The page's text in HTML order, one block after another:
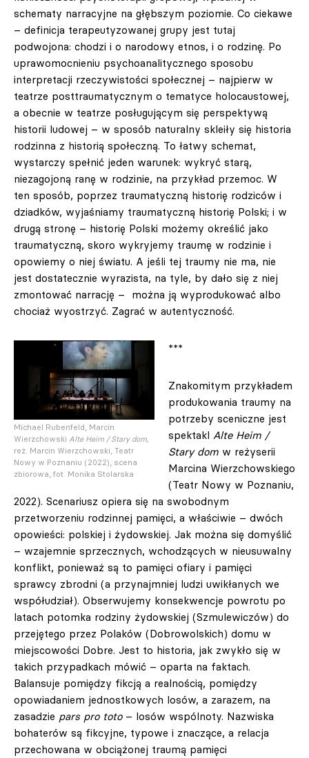
schematy narracyjne na głębszym poziomie. Co ciekawe
– definicja terapeutyzowanej grupy jest tutaj
podwojona: chodzi i o narodowy etnos, i o rodzinę. Po
uprawomocnieniu psychoanalitycznego sposobu
interpretacji rzeczywistości społecznej – najpierw w
teatrze posttraumatycznym o tematyce holocaustowej,
a obecnie w teatrze posługującym się perspektywą
historii ludowej – w sposób naturalny skleiły się historia
rodzinna z historią społeczną. To łatwy schemat,
wystarczy spełnić jeden warunek: wykryć starą,
niezagojoną ranę w rodzinie, na przykład przemoc. W
ten sposób, poprzez traumatyczną historię rodziców i
dziadków, wyjaśniamy traumatyczną historię Polski; i w
drugą stronę – historię Polski możemy określić jako
traumatyczną, skoro wykryjemy traumę w rodzinie i
opowiemy o niej światu. A jeśli tej traumy nie ma, nie
jest dostatecznie wyrazista, na tyle, by dało się z niej
zmontować narrację – można ją wyprodukować albo
chociaż wyostrzyć. Zagrać w autentyczność.
Michael Rubenfeld, Marcin
Wierzchowski Alte Heim / Stary dom,
reż. Marcin Wierzchowski, Teatr
Nowy w Poznaniu (2022), scena
zbiorowa, fot. Monika Stolarska
***
Znakomitym przykładem
produkowania traumy na
potrzeby sceniczne jest
spektakl Alte Heim /
Stary dom w reżyserii
Marcina Wierzchowskiego
(Teatr Nowy w Poznaniu,
2022). Scenariusz opiera się na swobodnym
przetworzeniu rodzinnej pamięci, a właściwie – dwóch
opowieści: polskiej i żydowskiej. Jak można się domyślić
– wzajemnie sprzecznych, wchodzących w nieusuwalny
konflikt, ponieważ są to pamięci ofiary i pamięci
sprawcy zbrodni (a przynajmniej ludzi uwikłanych we
współudział). Obserwujemy konsekwencje powrotu po
latach potomka rodziny żydowskiej (Szmulewiczów) do
przejętego przez Polaków (Dobrowolskich) domu w
miejscowości Dobre. Jest to historia, jak zwykło się w
takich przypadkach mówić – oparta na faktach.
Balansuje pomiędzy fikcją a realnością, pomiędzy
opowiadaniem jednostkowych losów, a zarazem, na
zasadzie pars pro toto– losów wspólnoty. Nazwiska
bohaterów są fikcyjne, typowe i znaczące, a relacja
przechowana w obciążonej traumą pamięci